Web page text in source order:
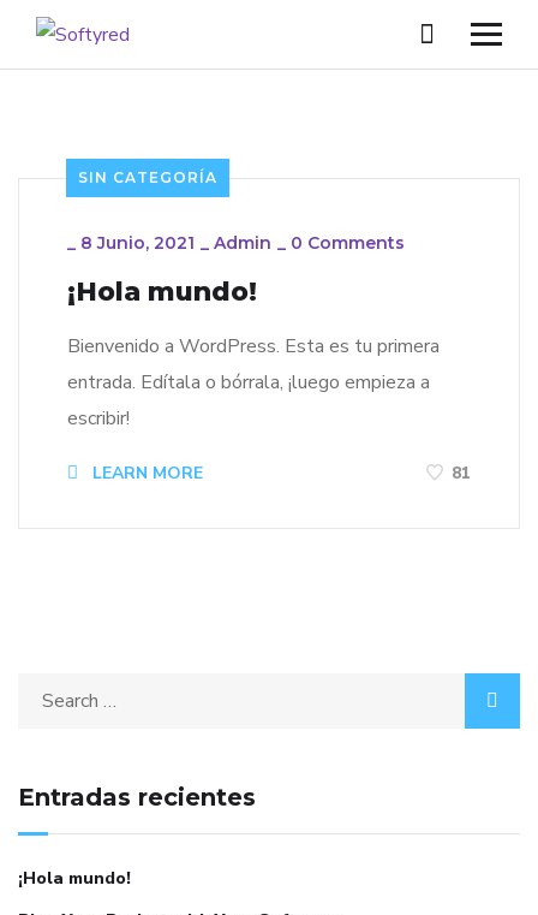
SIN CATEGORÍA
_ 8 Junio, 2021 _ Admin _ 0 Comments
¡Hola mundo!
Bienvenido a WordPress. Esta es tu primera
entrada. Edítala o bórrala, ¡luego empieza a
escribir!
LEARN MORE 81
Entradas recientes
¡Hola mundo!